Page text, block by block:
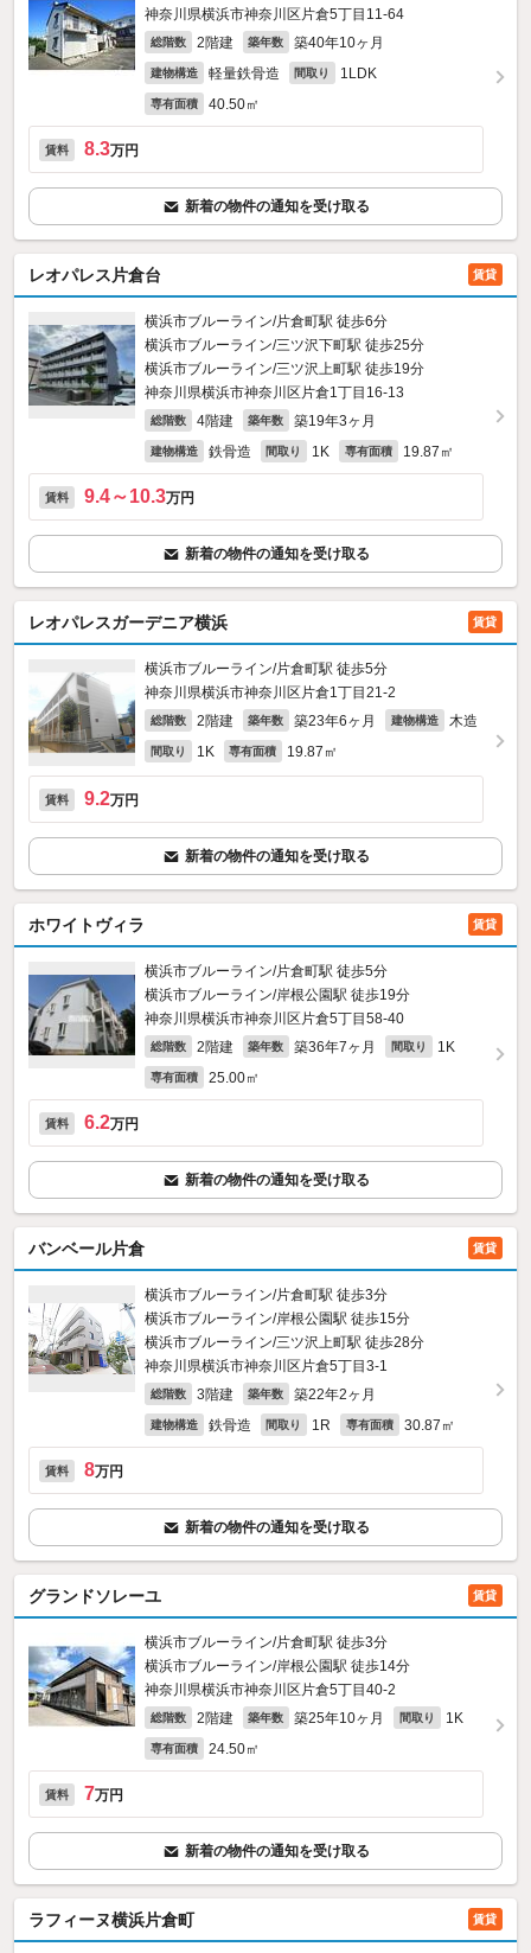
神奈川県横浜市神奈川区片倉5丁目11-64
総階数 2階建 築年数 築40年10ヶ月
建物構造 軽量鉄骨造 間取り 1LDK
専有面積 40.50㎡
賃料 8.3万円
新着の物件の通知を受け取る
レオパレス片倉台 賃貸
横浜市ブルーライン/片倉町駅 徒歩6分
横浜市ブルーライン/三ツ沢下町駅 徒歩25分
横浜市ブルーライン/三ツ沢上町駅 徒歩19分
神奈川県横浜市神奈川区片倉1丁目16-13
総階数 4階建 築年数 築19年3ヶ月
建物構造 鉄骨造 間取り 1K 専有面積 19.87㎡
賃料 9.4～10.3万円
新着の物件の通知を受け取る
レオパレスガーデニア横浜 賃貸
横浜市ブルーライン/片倉町駅 徒歩5分
神奈川県横浜市神奈川区片倉1丁目21-2
総階数 2階建 築年数 築23年6ヶ月 建物構造 木造
間取り 1K 専有面積 19.87㎡
賃料 9.2万円
新着の物件の通知を受け取る
ホワイトヴィラ 賃貸
横浜市ブルーライン/片倉町駅 徒歩5分
横浜市ブルーライン/岸根公園駅 徒歩19分
神奈川県横浜市神奈川区片倉5丁目58-40
総階数 2階建 築年数 築36年7ヶ月 間取り 1K
専有面積 25.00㎡
賃料 6.2万円
新着の物件の通知を受け取る
バンベール片倉 賃貸
横浜市ブルーライン/片倉町駅 徒歩3分
横浜市ブルーライン/岸根公園駅 徒歩15分
横浜市ブルーライン/三ツ沢上町駅 徒歩28分
神奈川県横浜市神奈川区片倉5丁目3-1
総階数 3階建 築年数 築22年2ヶ月
建物構造 鉄骨造 間取り 1R 専有面積 30.87㎡
賃料 8万円
新着の物件の通知を受け取る
グランドソレーユ 賃貸
横浜市ブルーライン/片倉町駅 徒歩3分
横浜市ブルーライン/岸根公園駅 徒歩14分
神奈川県横浜市神奈川区片倉5丁目40-2
総階数 2階建 築年数 築25年10ヶ月 間取り 1K
専有面積 24.50㎡
賃料 7万円
新着の物件の通知を受け取る
ラフィーヌ横浜片倉町 賃貸